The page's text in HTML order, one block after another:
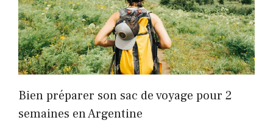
Bien préparer son sac de voyage pour 2
semaines en Argentine